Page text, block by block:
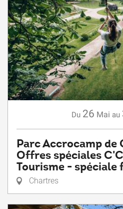
Du 26 Mai au
Parc Accrocamp de
Offres spéciales
Tourisme - spéciale
Chartres